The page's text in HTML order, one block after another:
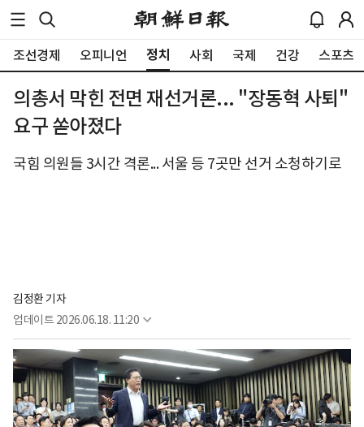
조선경제 오피니언 정치 사회 국제 건강 스포츠
의총서 막힌 전면 재선거론... "장동혁 사퇴"
요구 쏟아졌다
국힘 의원들 3시간 격론... 서울 등 7곳만 선거 소청하기로
김정환 기자
업데이트 2026.06.18. 11:20